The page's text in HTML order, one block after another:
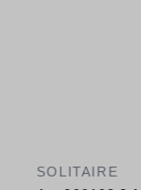
SOLITAIRE